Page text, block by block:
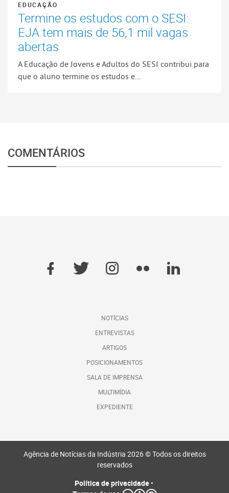
EDUCAÇÃO
Termine os estudos com o SESI:
EJA tem mais de 56,1 mil vagas
abertas
A Educação de Jovens e Adultos do SESI contribui para
que o aluno termine os estudos e...
COMENTÁRIOS
NOTÍCIAS
ENTREVISTAS
ARTIGOS
POSICIONAMENTOS
SALA DE IMPRENSA
MULTIMÍDIA
EXPEDIENTE
Agência de Notícias da Indústria 2026 © Todos os direitos
reservados
Política de privacidade•